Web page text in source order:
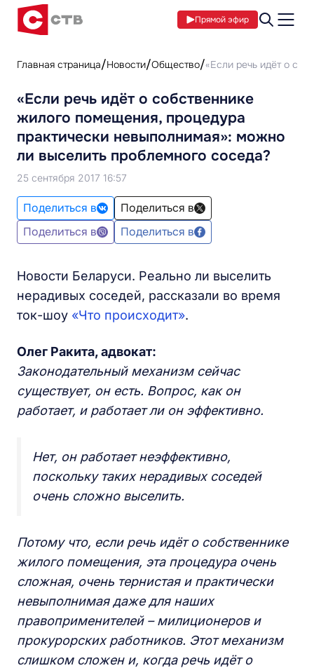
Прямой эфир
Главная страница Новости Общество «Если речь идёт о
«Если речь идёт о собственнике
жилого помещения, процедура
практически невыполнимая»: можно
ли выселить проблемного соседа?
25 сентября 2017 16:57
Поделиться в
Поделиться в
Поделиться в
Поделиться в
Новости Беларуси. Реально ли выселить
нерадивых соседей, рассказали во время
ток-шоу «Что происходит».
Олег Ракита, адвокат:
Законодательный механизм сейчас
существует, он есть. Вопрос, как он
работает, и работает ли он эффективно.
Нет, он работает неэффективно,
поскольку таких нерадивых соседей
очень сложно выселить.
Потому что, если речь идёт о собственнике
жилого помещения, эта процедура очень
сложная, очень тернистая и практически
невыполнимая даже для наших
правоприменителей – милиционеров и
прокурорских работников. Этот механизм
слишком сложен и, когда речь идёт о